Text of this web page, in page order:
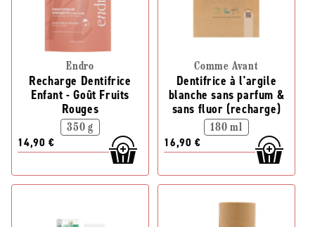
Endro
Recharge Dentifrice
Enfant - Goût Fruits
Rouges
350 g
14,90 €
Comme Avant
Dentifrice à l'argile
blanche sans parfum &
sans fluor (recharge)
180 ml
16,90 €